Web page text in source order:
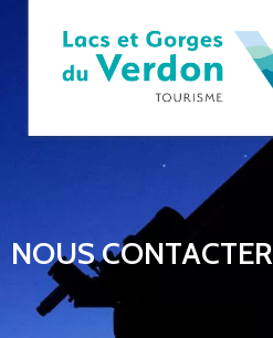
NOUS CONTACTER